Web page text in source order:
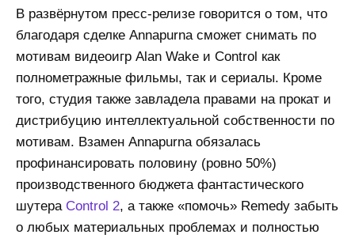
В развёрнутом пресс-релизе говорится о том, что
благодаря сделке Annapurna сможет снимать по
мотивам видеоигр Alan Wake и Control как
полнометражные фильмы, так и сериалы. Кроме
того, студия также завладела правами на прокат и
дистрибуцию интеллектуальной собственности по
мотивам. Взамен Annapurna обязалась
профинансировать половину (ровно 50%)
производственного бюджета фантастического
шутера Control 2, а также «помочь» Remedy забыть
о любых материальных проблемах и полностью